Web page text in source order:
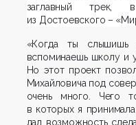
заглавный трек,
из Достоевского –
«Когда ты слышишь
вспоминаешь школу и
Но этот проект
Михайловича под
очень много. Чего
в которых я
дал возможность